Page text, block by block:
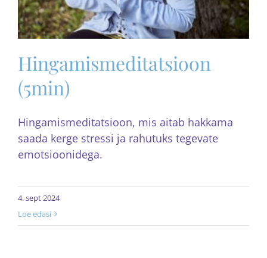
Hingamismeditatsioon
(5min)
Hingamismeditatsioon, mis aitab hakkama
saada kerge stressi ja rahutuks tegevate
emotsioonidega.
4. sept 2024
Loe edasi